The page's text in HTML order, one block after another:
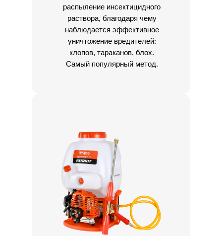
распыление инсектицидного
раствора, благодаря чему
наблюдается эффективное
уничтожение вредителей:
клопов, тараканов, блох.
Самый популярный метод.